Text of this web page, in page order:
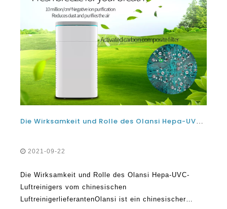
Die Wirksamkeit und Rolle des Olansi Hepa-UVC-Luftreinigers vom chinesischen Luftreinigerlieferanten
2021-09-22
Die Wirksamkeit und Rolle des Olansi Hepa-UVC-
Luftreinigers vom chinesischen
LuftreinigerlieferantenOlansi ist ein chinesischer